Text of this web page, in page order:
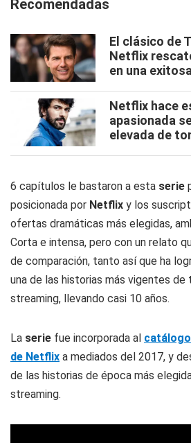
Recomendadas
El clásico de
Netflix
en una
Netflix hace
apasionada
elevada de
6 capítulos le bastaron a esta serie
posicionada por Netflix y los
ofertas dramáticas más elegidas,
Corta e intensa, pero con un relato
de comparación, tanto así que ha
una de las historias más vigentes
streaming, llevando casi 10 años.
La serie fue incorporada al
de Netflix a mediados del 2017, y
de las historias de época más
streaming.